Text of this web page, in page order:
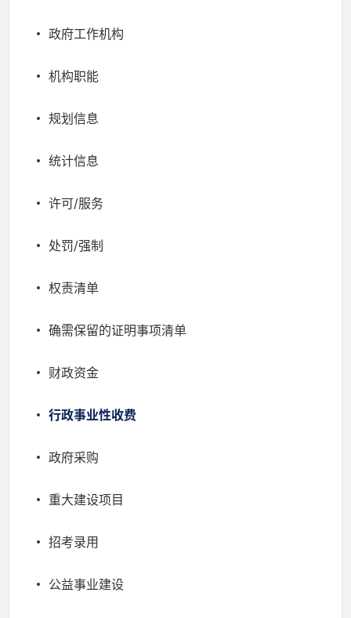
政府工作机构
机构职能
规划信息
统计信息
许可/服务
处罚/强制
权责清单
确需保留的证明事项清单
财政资金
行政事业性收费
政府采购
重大建设项目
招考录用
公益事业建设